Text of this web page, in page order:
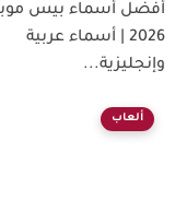
أفضل أسماء بيس
2026 | أسماء عربية
وإنجليزية...
ألعاب